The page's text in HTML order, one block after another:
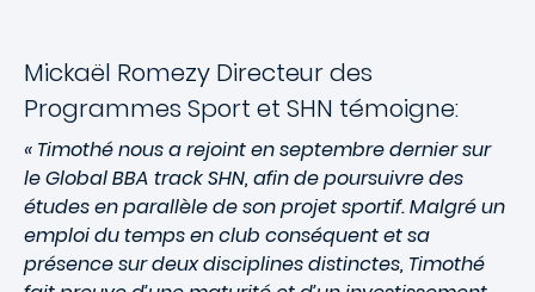
Mickaël Romezy Directeur des
Programmes Sport et SHN témoigne:
« Timothé nous a rejoint en septembre dernier sur
le Global BBA track SHN, afin de poursuivre des
études en parallèle de son projet sportif. Malgré un
emploi du temps en club conséquent et sa
présence sur deux disciplines distinctes, Timothé